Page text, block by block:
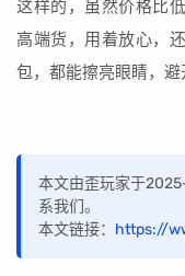
这样的，虽然价格比
高端货，用着放心，
包，都能擦亮眼睛，避
本文由歪玩家于
系我们。
本文链接： https://